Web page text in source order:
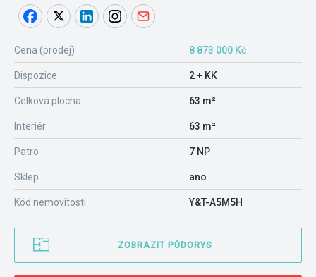
Cena (prodej) 8 873 000 Kč
Dispozice 2 + KK
Celková plocha 63 m²
Interiér 63 m²
Patro 7 NP
Sklep ano
Kód nemovitosti Y&T-A5M5H
ZOBRAZIT PŮDORYS